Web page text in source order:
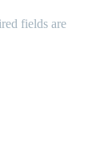
fields are